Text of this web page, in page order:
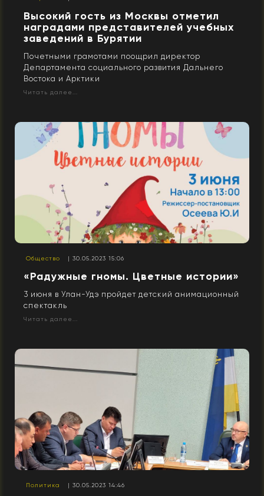
Высокий гость из Москвы отметил
наградами представителей учебных
заведений в Бурятии
Почетными грамотами поощрил директор
Департамента социального развития Дальнего
Востока и Арктики
Читать далее...
Общество | 30.05.2023 15:06
«Радужные гномы. Цветные истории»
3 июня в Улан-Удэ пройдет детский анимационный
спектакль
Читать далее...
Политика | 30.05.2023 14:46